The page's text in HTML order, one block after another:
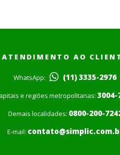
ATENDIMENTO AO
WhatsApp: (11) 3335-2976
e regiões metropolitanas: 3004-
Demais localidades: 0800-200-
E-mail: